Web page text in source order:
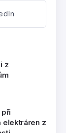
z
elektráren z